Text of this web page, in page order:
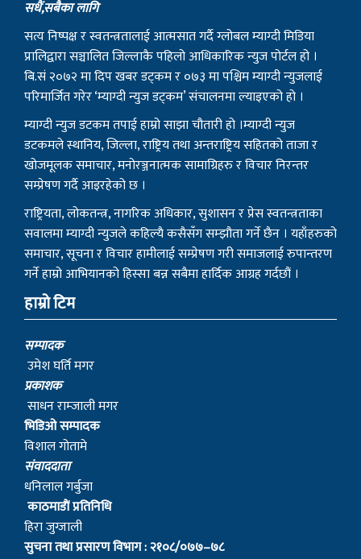
बि.सं २०७२ मा दिप खबर डट्कम र ०७३ मा पश्चिम म्याग्दी न्युजलाई
परिमार्जित गरेर ‘म्याग्दी न्युज डट्कम’ संचालनमा ल्याइएको हो ।
म्याग्दी न्युज डटकम तपाई हाम्रो साझा चौतारी हो ।म्याग्दी न्युज
डटकमले स्थानिय, जिल्ला, राष्ट्रिय तथा अन्तराष्ट्रिय सहितको ताजा र
खोजमूलक समाचार, मनोरञ्जनात्मक सामाग्रिहरु र विचार निरन्तर
सम्प्रेषण गर्दै आइरहेको छ ।
राष्ट्रियता, लोकतन्त्र, नागरिक अधिकार, सुशासन र प्रेस स्वतन्त्रताका
सवालमा म्याग्दी न्युजले कहिल्यै कसैसँग सम्झौता गर्ने छैन । यहाँहरुको
समाचार, सूचना र विचार हामीलाई सम्प्रेषण गरी समाजलाई रुपान्तरण
गर्ने हाम्रो आभियानको हिस्सा बन्न सबैमा हार्दिक आग्रह गर्दछौं ।
हाम्रो टिम
सम्पादक
उमेश घर्ति मगर
प्रकाशक
साधन राम्जाली मगर
भिडिओ सम्पादक
विशाल गोतामे
स‌ंवाददाता
धनिलाल गर्बुजा
काठमाडाैं प्रतिनिधि
हिरा जुग्जाली
सुचना तथा प्रसारण विभाग : २१०८/०७७–७८
संस्थापक
– बागबिर चोचाङ्गे पुन मगर